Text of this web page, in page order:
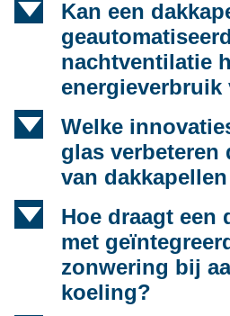
d
Kan een
nachtventilatie
energieverbruik
d
Welke
glas verbeteren
van
d
Hoe draagt een
met
zonwering bij
koeling?